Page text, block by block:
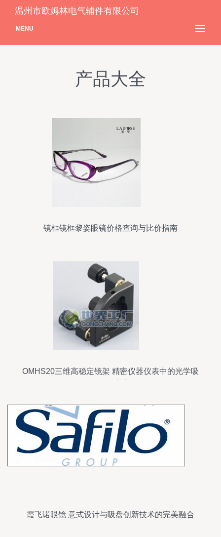
温州市欧姆林电气辅件有限公司
MENU
产品大全
镜框镜框黎姿眼镜价格查询与比价指南
OMHS20三维高稳定镜架 精密仪器仪表中的光学吸
霞飞诺眼镜 意式设计与吸盘创新技术的完美融合